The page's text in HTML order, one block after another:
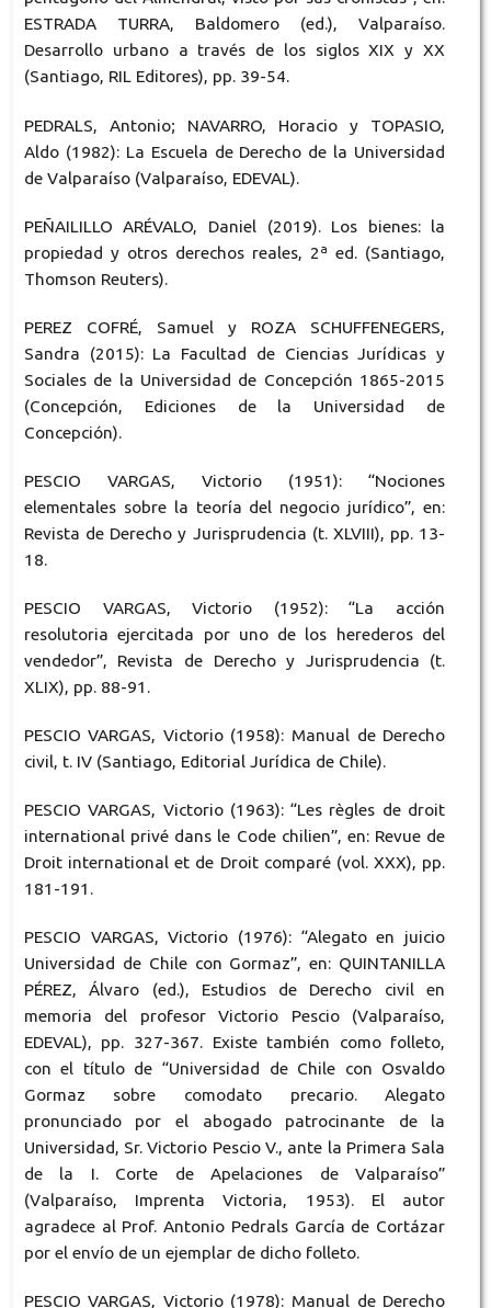
ESTRADA TURRA, Baldomero (ed.), Valparaíso.
Desarrollo urbano a través de los siglos XIX y XX
(Santiago, RIL Editores), pp. 39-54.
PEDRALS, Antonio; NAVARRO, Horacio y TOPASIO,
Aldo (1982): La Escuela de Derecho de la Universidad
de Valparaíso (Valparaíso, EDEVAL).
PEÑAILILLO ARÉVALO, Daniel (2019). Los bienes: la
propiedad y otros derechos reales, 2ª ed. (Santiago,
Thomson Reuters).
PEREZ COFRÉ, Samuel y ROZA SCHUFFENEGERS,
Sandra (2015): La Facultad de Ciencias Jurídicas y
Sociales de la Universidad de Concepción 1865-2015
(Concepción, Ediciones de la Universidad de
Concepción).
PESCIO VARGAS, Victorio (1951): “Nociones
elementales sobre la teoría del negocio jurídico”, en:
Revista de Derecho y Jurisprudencia (t. XLVIII), pp. 13-
18.
PESCIO VARGAS, Victorio (1952): “La acción
resolutoria ejercitada por uno de los herederos del
vendedor”, Revista de Derecho y Jurisprudencia (t.
XLIX), pp. 88-91.
PESCIO VARGAS, Victorio (1958): Manual de Derecho
civil, t. IV (Santiago, Editorial Jurídica de Chile).
PESCIO VARGAS, Victorio (1963): “Les règles de droit
international privé dans le Code chilien”, en: Revue de
Droit international et de Droit comparé (vol. XXX), pp.
181-191.
PESCIO VARGAS, Victorio (1976): “Alegato en juicio
Universidad de Chile con Gormaz”, en: QUINTANILLA
PÉREZ, Álvaro (ed.), Estudios de Derecho civil en
memoria del profesor Victorio Pescio (Valparaíso,
EDEVAL), pp. 327-367. Existe también como folleto,
con el título de “Universidad de Chile con Osvaldo
Gormaz sobre comodato precario. Alegato
pronunciado por el abogado patrocinante de la
Universidad, Sr. Victorio Pescio V., ante la Primera Sala
de la I. Corte de Apelaciones de Valparaíso”
(Valparaíso, Imprenta Victoria, 1953). El autor
agradece al Prof. Antonio Pedrals García de Cortázar
por el envío de un ejemplar de dicho folleto.
PESCIO VARGAS, Victorio (1978): Manual de Derecho